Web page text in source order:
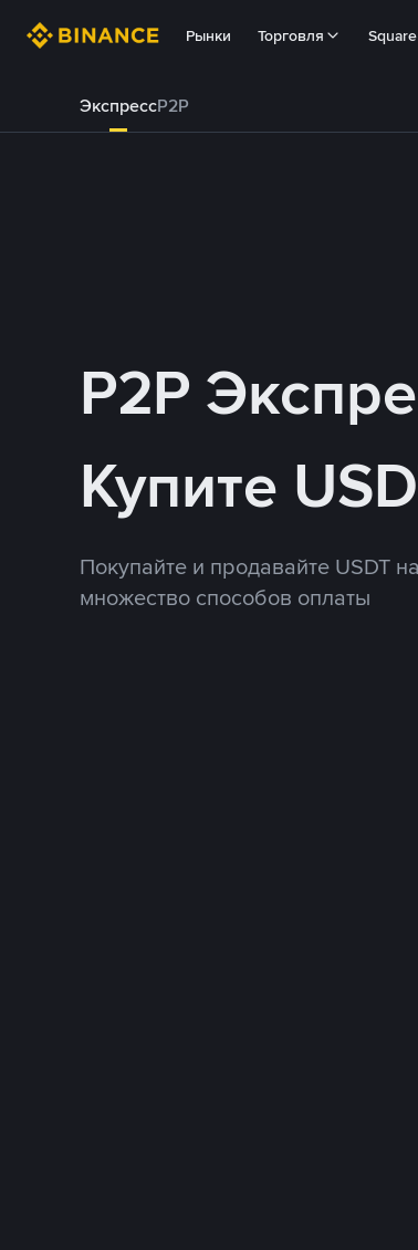
Рынки Торговля Square
ЭкспрессP2P
P2P
Купите
Покупайте и продавайте USDT
множество способов оплаты